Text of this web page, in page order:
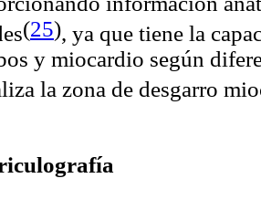
(25), ya que tiene la
y miocardio según
la zona de desgarro